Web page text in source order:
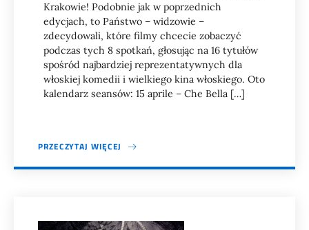
Krakowie! Podobnie jak w poprzednich
edycjach, to Państwo – widzowie –
zdecydowali, które filmy chcecie zobaczyć
podczas tych 8 spotkań, głosując na 16 tytułów
spośród najbardziej reprezentatywnych dla
włoskiej komedii i wielkiego kina włoskiego. Oto
kalendarz seansów: 15 aprile – Che Bella […]
PRZECZYTAJ WIĘCEJ